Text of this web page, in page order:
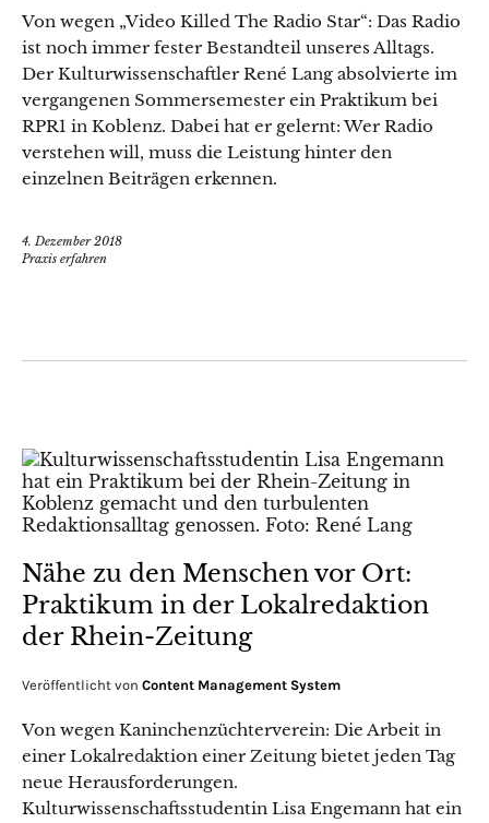
Von wegen „Video Killed The Radio Star“: Das Radio
ist noch immer fester Bestandteil unseres Alltags.
Der Kulturwissenschaftler René Lang absolvierte im
vergangenen Sommersemester ein Praktikum bei
RPR1 in Koblenz. Dabei hat er gelernt: Wer Radio
verstehen will, muss die Leistung hinter den
einzelnen Beiträgen erkennen.
4. Dezember 2018
Praxis erfahren
Nähe zu den Menschen vor Ort:
Praktikum in der Lokalredaktion
der Rhein-Zeitung
Veröffentlicht von Content Management System
Von wegen Kaninchenzüchterverein: Die Arbeit in
einer Lokalredaktion einer Zeitung bietet jeden Tag
neue Herausforderungen.
Kulturwissenschaftsstudentin Lisa Engemann hat ein